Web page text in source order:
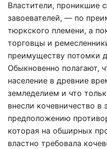
Властители, проникшие
завоевателей, — по
тюркского племени, а
торговцы и
преимуществу потомки
Обыкновенно полагают,
население в древние
земледелием и что
внесли кочевничество в
предположению
которая на обширных
властно требовала